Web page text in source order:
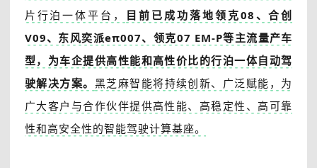
片行泊一体平台， 目前已成功落地领克08、合创
V09、东风奕派eπ007、领克07 EM-P等主流量产车
型，为车企提供高性能和高性价比的行泊一体自动驾
驶解决方案。 黑芝麻智能将持续创新、广泛赋能，为
广大客户与合作伙伴提供高性能、高稳定性、高可靠
性和高安全性的智能驾驶计算基座。